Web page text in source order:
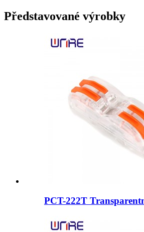
Představované výrobky
PCT-222T